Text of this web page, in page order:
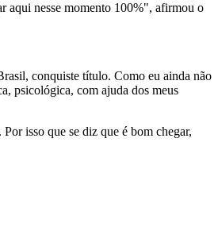
aqui nesse momento 100%", afirmou o
conquiste título. Como eu ainda não
psicológica, com ajuda dos meus
isso que se diz que é bom chegar,